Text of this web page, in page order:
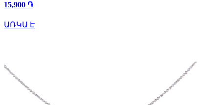
15,900 ֏
ԱՌԿԱ Է